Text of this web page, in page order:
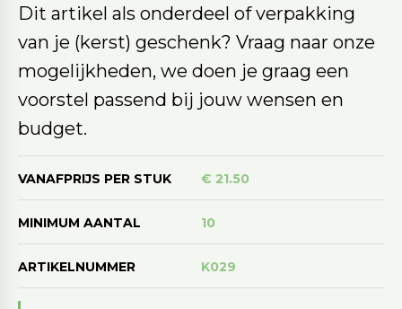
Dit artikel als onderdeel of verpakking
van je (kerst) geschenk? Vraag naar onze
mogelijkheden, we doen je graag een
voorstel passend bij jouw wensen en
budget.
VANAFPRIJS PER STUK € 21.50
MINIMUM AANTAL 10
ARTIKELNUMMER K029